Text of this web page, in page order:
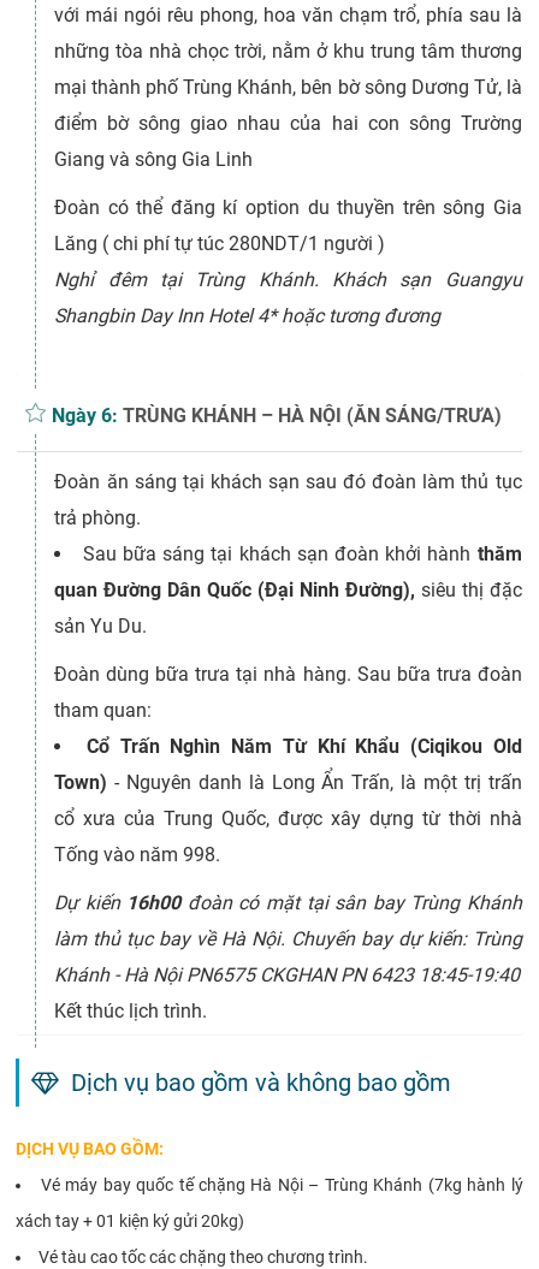
với mái ngói rêu phong, hoa văn chạm trổ, phía sau là
những tòa nhà chọc trời, nằm ở khu trung tâm thương
mại thành phố Trùng Khánh, bên bờ sông Dương Tử, là
điểm bờ sông giao nhau của hai con sông Trường
Giang và sông Gia Linh
Đoàn có thể đăng kí option du thuyền trên sông Gia
Lăng ( chi phí tự túc 280NDT/1 người )
Nghỉ đêm tại Trùng Khánh. Khách sạn Guangyu
Shangbin Day Inn Hotel 4* hoặc tương đương
Ngày 6:TRÙNG KHÁNH – HÀ NỘI (ĂN SÁNG/TRƯA)
Đoàn ăn sáng tại khách sạn sau đó đoàn làm thủ tục
trả phòng.
Sau bữa sáng tại khách sạn đoàn khởi hành thăm
quan Đường Dân Quốc (Đại Ninh Đường), siêu thị đặc
sản Yu Du.
Đoàn dùng bữa trưa tại nhà hàng. Sau bữa trưa đoàn
tham quan:
Cổ Trấn Nghìn Năm Từ Khí Khẩu (Ciqikou Old
Town) - Nguyên danh là Long Ẩn Trấn, là một trị trấn
cổ xưa của Trung Quốc, được xây dựng từ thời nhà
Tống vào năm 998.
Dự kiến 16h00 đoàn có mặt tại sân bay Trùng Khánh
làm thủ tục bay về Hà Nội. Chuyến bay dự kiến: Trùng
Khánh - Hà Nội PN6575 CKGHAN PN 6423 18:45-19:40
Kết thúc lịch trình.
Dịch vụ bao gồm và không bao gồm
DỊCH VỤ BAO GỒM:
Vé máy bay quốc tế chặng Hà Nội – Trùng Khánh (7kg hành lý
xách tay + 01 kiện ký gửi 20kg)
Vé tàu cao tốc các chặng theo chương trình.